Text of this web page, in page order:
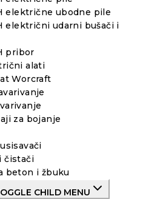
električne ubodne pile
električni udarni bušači i
pribor
alati
Worcraft
za bojanje
čistači
beton i žbuku
CHILD MENU